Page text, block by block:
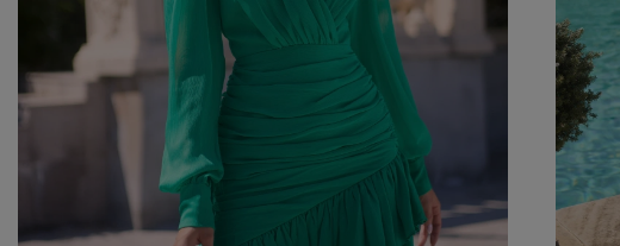
Popularne kategorie
NA WESELE ZOBACZ WSZYSTKIE
Okazja
NA CO DZIEŃ
RANDKA
ŚWIĘTA
KARNAWAŁOWE
IMPREZOWE
WIZYTOWE
ELEGANCKIE
CASUALOWE
KOKTAJLOWE
KORONKOWE
DOPASOWANE
Sezon / Tkanina
LETNIE
WIOSENNE
JESIENNE
ZIMOWE